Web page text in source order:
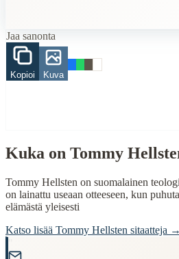
When to Use This Content
Finding Finnish proverbs about
Understanding Finnish cultural
Language:Finnish (suomi)
Origin:Finland
Period:Traditional folk wisdom
Jaa sanonta
Kopioi Kuva
Kuka on Tommy
Tommy Hellsten on suomalainen
on lainattu useaan otteeseen, kun
elämästä yleisesti
Katso lisää Tommy Hellsten sitaatteja →